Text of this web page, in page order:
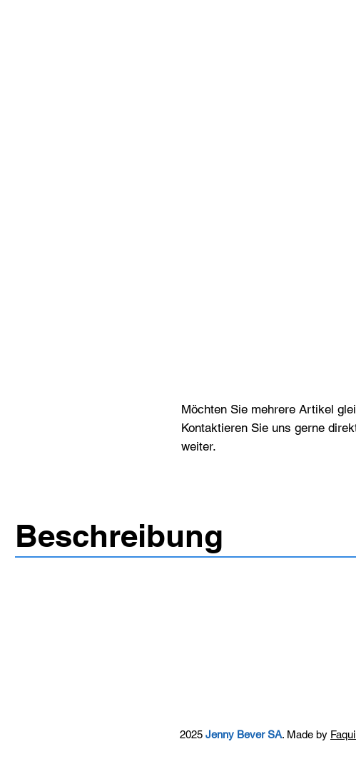
Möchten Sie mehrere Artikel
Kontaktieren Sie uns gerne
weiter.
Beschreibung
2025 Jenny Bever SA. Made by